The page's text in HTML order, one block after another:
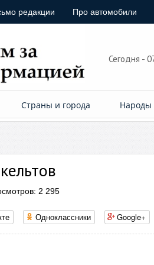
редакции Про автомобили
Сегодня -
Страны и города Народы
2 295
Одноклассники Google+